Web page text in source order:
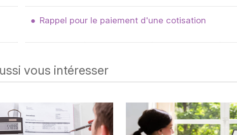
Rappel pour le paiement d'une cotisation
vous intéresser